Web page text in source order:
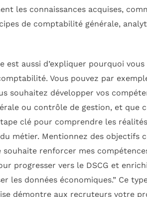
les connaissances acquises,
de comptabilité générale,
est aussi d’expliquer pourquoi vous
Vous pouvez par
souhaitez développer vos
ou contrôle de gestion, et que
clé pour comprendre les réalités
métier. Mentionnez des objectifs
souhaite renforcer mes
progresser vers le DSCG et
les données économiques.” Ce
démontre aux recruteurs votre